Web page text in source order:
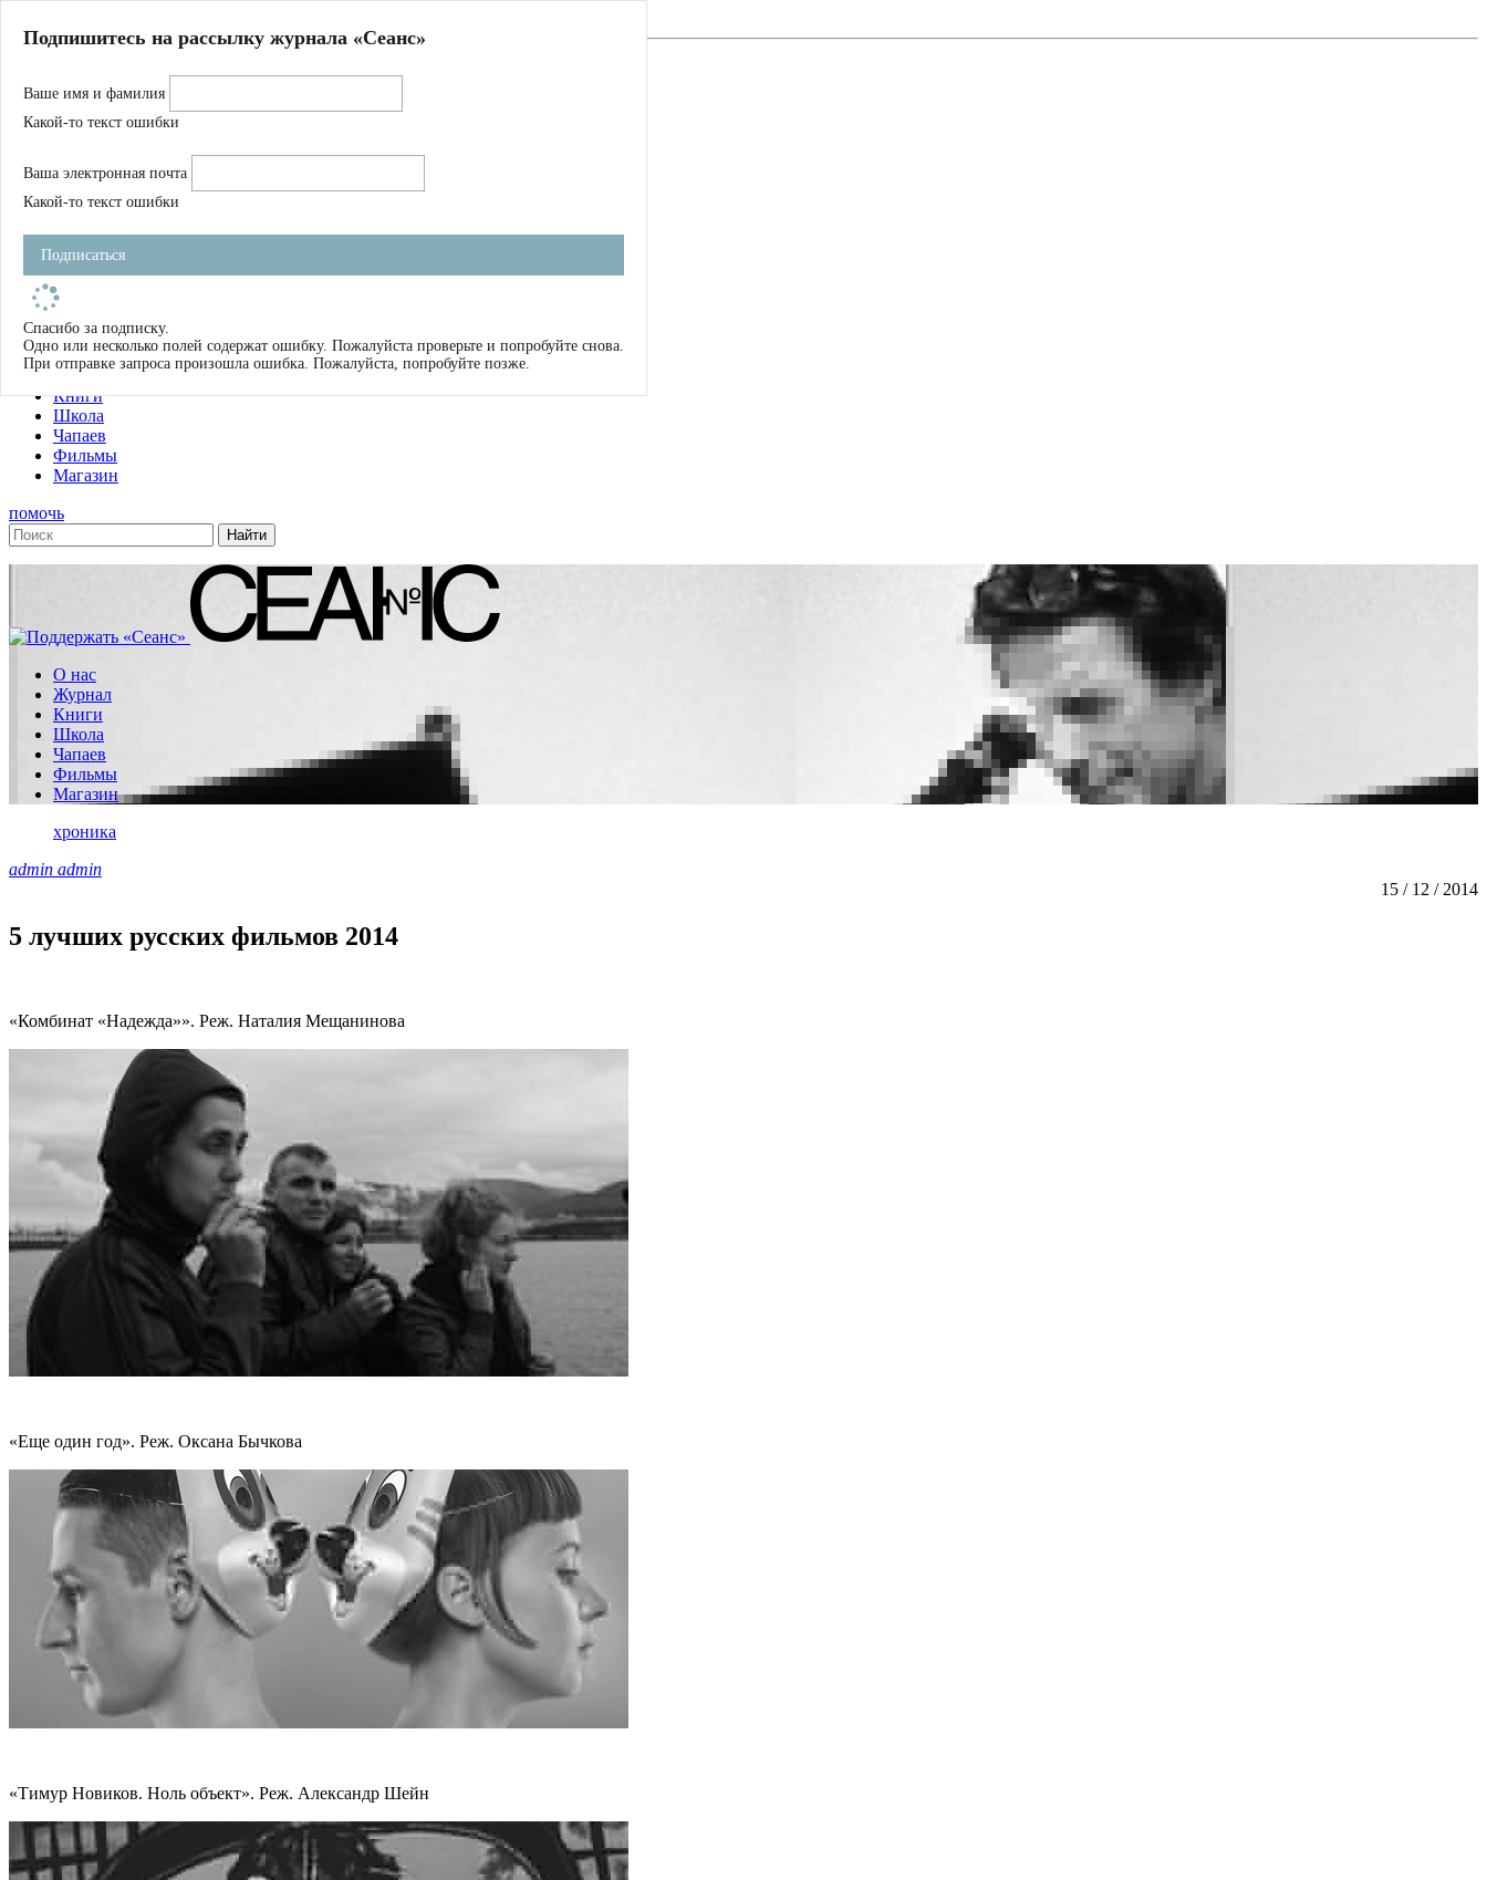
Магазин
Журнал
Школа
Устав
Фильмы
Имена
Тэги
О нас
Журнал
Книги
Школа
Чапаев
Фильмы
Магазин
помочь
О нас
Журнал
Книги
Школа
Чапаев
Фильмы
Магазин
хроника
admin admin
15 / 12 / 2014
5 лучших русских фильмов 2014
«Комбинат «Надежда»». Реж. Наталия Мещанинова
«Еще один год». Реж. Оксана Бычкова
«Тимур Новиков. Ноль объект». Реж. Александр Шейн
Подпишитесь на рассылку журнала «Сеанс»
Ваше имя и фамилия
Какой-то текст ошибки
Ваша электронная почта
Какой-то текст ошибки
Подписаться
Спасибо за подписку.
Одно или несколько полей содержат ошибку. Пожалуйста проверьте и попробуйте снова.
При отправке запроса произошла ошибка. Пожалуйста, попробуйте позже.